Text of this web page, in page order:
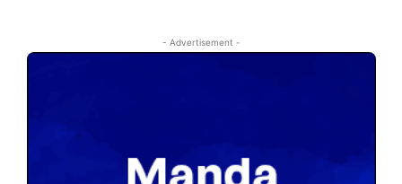
- Advertisement -